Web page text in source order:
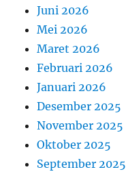
Juni 2026
Mei 2026
Maret 2026
Februari 2026
Januari 2026
Desember 2025
November 2025
Oktober 2025
September 2025